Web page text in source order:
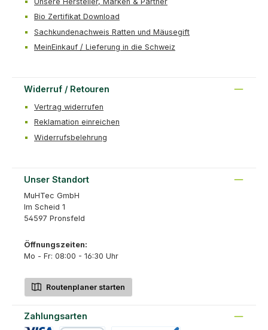
Bio Zertifikat Download
Sachkundenachweis Ratten und Mäusegift
MeinEinkauf / Lieferung in die Schweiz
Widerruf / Retouren
Vertrag widerrufen
Reklamation einreichen
Widerrufsbelehrung
Unser Standort
MuHTec GmbH
Im Scheid 1
54597 Pronsfeld
Öffnungszeiten:
Mo - Fr: 08:00 - 16:30 Uhr
Routenplaner starten
Zahlungsarten